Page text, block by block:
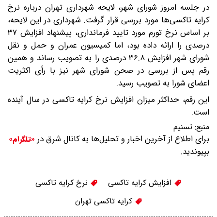
در جلسه امروز شورای شهر، لایحه شهرداری تهران درباره نرخ
کرایه تاکسی‌ها مورد بررسی قرار گرفت. شهرداری در این لایحه،
بر اساس نرخ تورم مورد تایید فرمانداری، پیشنهاد افزایش ۳۷
درصدی را ارائه داده بود، اما کمیسیون عمران و حمل و نقل
شورای شهر افزایش ۳۶.۸ درصدی را به تصویب رساند و همین
رقم پس از بررسی در صحن شورای شهر نیز با رأی اکثریت
اعضای شورا به تصویب رسید.
این رقم، حداکثر میزان افزایش نرخ کرایه تاکسی در سال آینده
است.
منبع: تسنیم
برای اطلاع از آخرین اخبار و تحلیل‌ها به کانال شرق در «تلگرام»
بپیوندید.
افزایش کرایه تاکسی
نرخ کرایه تاکسی
کرایه تاکسی تهران